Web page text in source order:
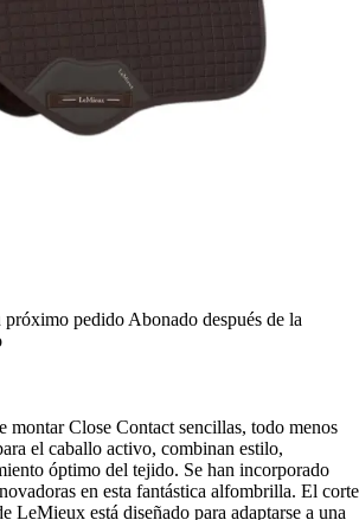
próximo pedido Abonado después de la
montar Close Contact sencillas, todo menos
el caballo activo, combinan estilo,
óptimo del tejido. Se han incorporado
en esta fantástica alfombrilla. El corte
LeMieux está diseñado para adaptarse a una